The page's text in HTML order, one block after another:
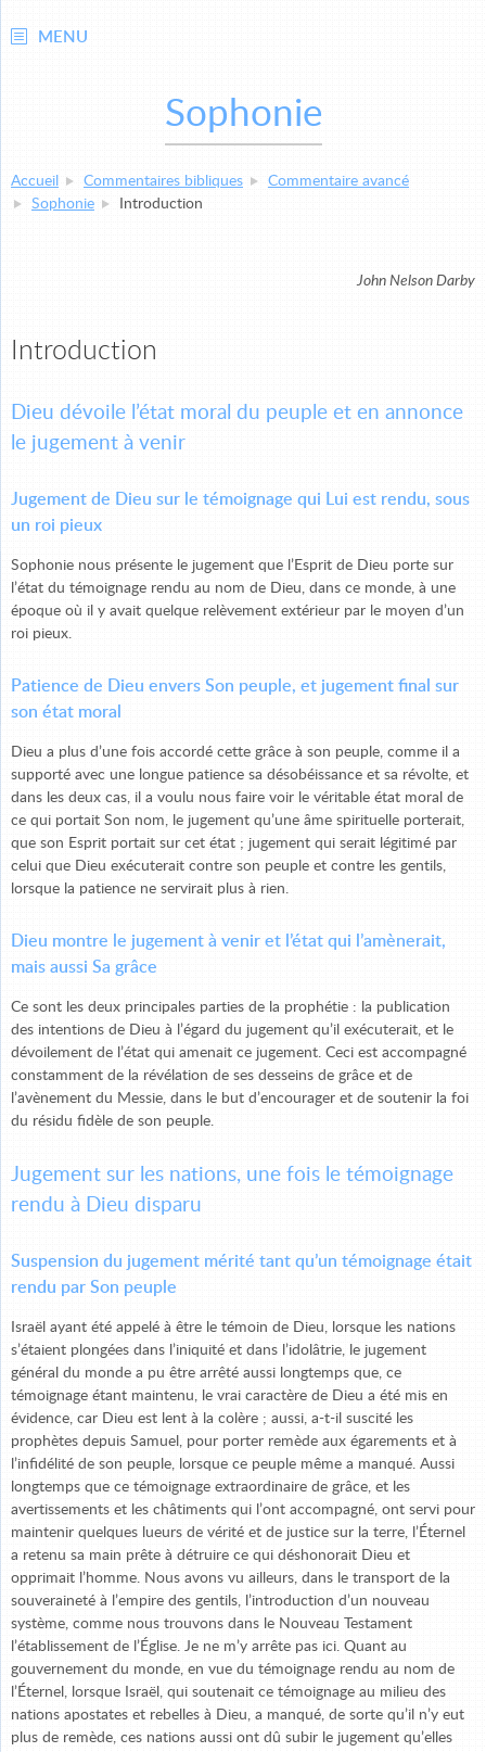
MENU
Sophonie
Accueil Commentaires bibliques
Commentaire avancé
Sophonie
Introduction
John Nelson Darby
Introduction
Dieu dévoile l’état moral du peuple et en annonce
le jugement à venir
Jugement de Dieu sur le témoignage qui Lui est rendu, sous
un roi pieux
Sophonie nous présente le jugement que l’Esprit de Dieu porte sur
l’état du témoignage rendu au nom de Dieu, dans ce monde, à une
époque où il y avait quelque relèvement extérieur par le moyen d’un
roi pieux.
Patience de Dieu envers Son peuple, et jugement final sur
son état moral
Dieu a plus d’une fois accordé cette grâce à son peuple, comme il a
supporté avec une longue patience sa désobéissance et sa révolte, et
dans les deux cas, il a voulu nous faire voir le véritable état moral de
ce qui portait Son nom, le jugement qu’une âme spirituelle porterait,
que son Esprit portait sur cet état ; jugement qui serait légitimé par
celui que Dieu exécuterait contre son peuple et contre les gentils,
lorsque la patience ne servirait plus à rien.
Dieu montre le jugement à venir et l’état qui l’amènerait,
mais aussi Sa grâce
Ce sont les deux principales parties de la prophétie : la publication
des intentions de Dieu à l’égard du jugement qu’il exécuterait, et le
dévoilement de l’état qui amenait ce jugement. Ceci est accompagné
constamment de la révélation de ses desseins de grâce et de
l’avènement du Messie, dans le but d’encourager et de soutenir la foi
du résidu fidèle de son peuple.
Jugement sur les nations, une fois le témoignage
rendu à Dieu disparu
Suspension du jugement mérité tant qu’un témoignage était
rendu par Son peuple
Israël ayant été appelé à être le témoin de Dieu, lorsque les nations
s’étaient plongées dans l’iniquité et dans l’idolâtrie, le jugement
général du monde a pu être arrêté aussi longtemps que, ce
témoignage étant maintenu, le vrai caractère de Dieu a été mis en
évidence, car Dieu est lent à la colère ; aussi, a-t-il suscité les
prophètes depuis Samuel, pour porter remède aux égarements et à
l’infidélité de son peuple, lorsque ce peuple même a manqué. Aussi
longtemps que ce témoignage extraordinaire de grâce, et les
avertissements et les châtiments qui l’ont accompagné, ont servi pour
maintenir quelques lueurs de vérité et de justice sur la terre, l’Éternel
a retenu sa main prête à détruire ce qui déshonorait Dieu et
opprimait l’homme. Nous avons vu ailleurs, dans le transport de la
souveraineté à l’empire des gentils, l’introduction d’un nouveau
système, comme nous trouvons dans le Nouveau Testament
l’établissement de l’Église. Je ne m’y arrête pas ici. Quant au
gouvernement du monde, en vue du témoignage rendu au nom de
l’Éternel, lorsque Israël, qui soutenait ce témoignage au milieu des
nations apostates et rebelles à Dieu, a manqué, de sorte qu’il n’y eut
plus de remède, ces nations aussi ont dû subir le jugement qu’elles